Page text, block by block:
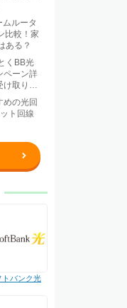
ムルータ
比較！家
ある？
くBB光
ペーン詳
け取り方
めの光回
ト回線
トバンク光